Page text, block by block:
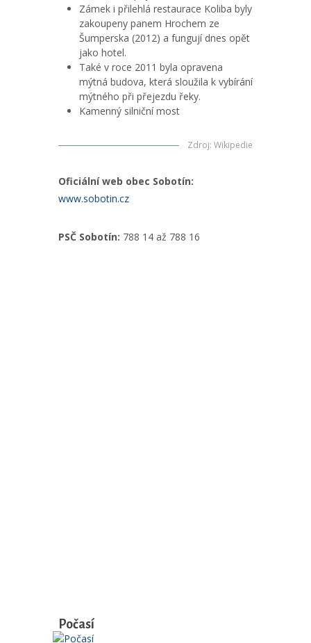
Zámek i přilehlá restaurace Koliba byly
zakoupeny panem Hrochem ze
Šumperska (2012) a fungují dnes opět
jako hotel.
Také v roce 2011 byla opravena
mýtná budova, která sloužila k vybírání
mýtného při přejezdu řeky.
Kamenný silniční most
Zdroj: Wikipedie
Oficiální web obec Sobotín:
www.sobotin.cz
PSČ Sobotín: 788 14 až 788 16
Počasí